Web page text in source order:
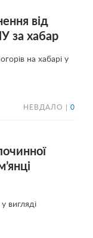
від
за хабар
на хабарі у
НЕВДАЛО | 0
вигляді